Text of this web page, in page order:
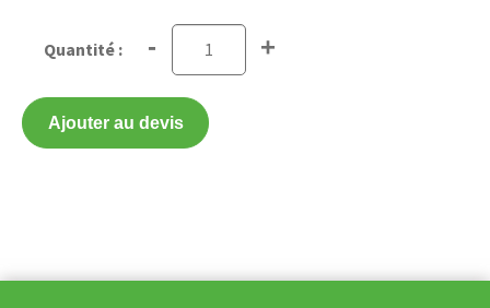
- +
Ajouter au devis